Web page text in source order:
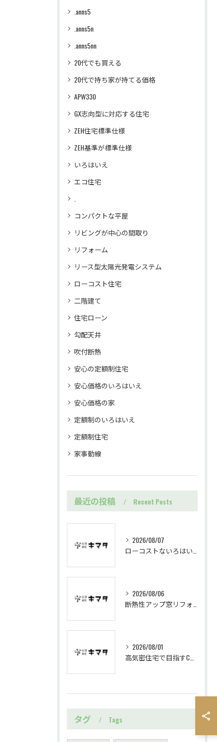
.anns5
.anns5n
.anns5nn
20代でも買える
20代で持ち家が持てる価格
APW330
GX志向型に対応する住宅
ZEH住宅標準仕様
ZEH基準が標準仕様
いろはいえ
エコ住宅
コンパクトな平屋
リビングが中心の間取り
リフォーム
リース型太陽光発電システム
ローコスト住宅
二階建て
住宅ローン
勾配天井
吹付断熱
安心の定額制住宅
安心価格のいろはいえ
安心価格の家
定額制のいろはいえ
定額制住宅
家事動線
最近の投稿 Recent Posts
2026/08/07
2026/08/06
2026/08/01
タグ Tags